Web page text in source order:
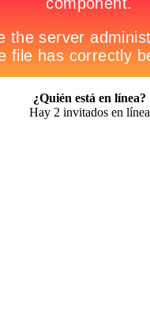
¿Quién está en línea?
Hay 2 invitados en línea